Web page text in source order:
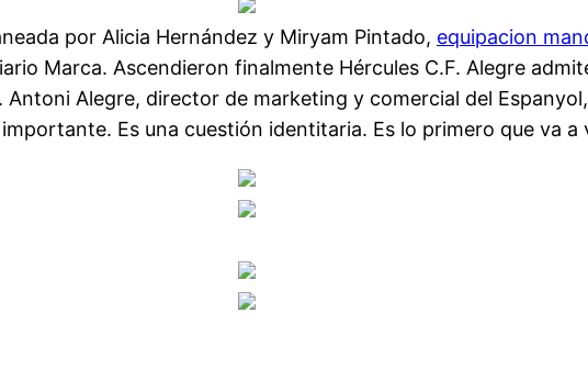
por Alicia Hernández y Miryam Pintado, equipacion
Marca. Ascendieron finalmente Hércules C.F. Alegre
Alegre, director de marketing y comercial del Espanyol,
Es una cuestión identitaria. Es lo primero que va